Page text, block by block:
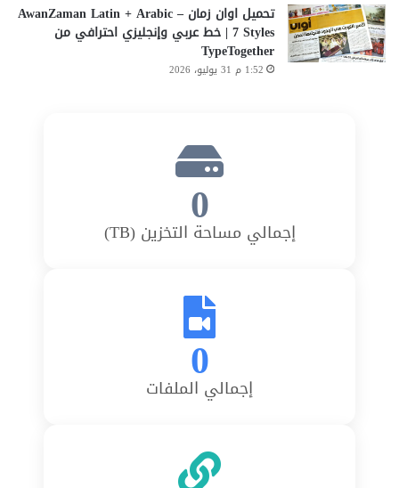
تحميل اوان زمان AwanZaman Latin + Arabic –
7 Styles | خط عربي وإنجليزي احترافي من
TypeTogether
1:52 م 31 يوليو، 2026
0
إجمالي مساحة التخزين (TB)
0
إجمالي الملفات